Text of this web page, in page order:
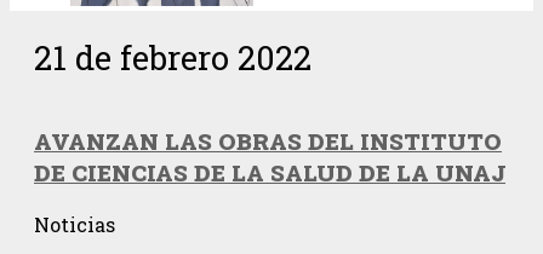
21 de febrero 2022
AVANZAN LAS OBRAS DEL INSTITUTO
DE CIENCIAS DE LA SALUD DE LA UNAJ
Noticias